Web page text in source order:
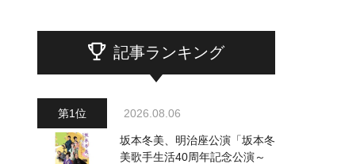
記事ランキング
2026.08.06
坂本冬美、明治座公演「坂本冬
美歌手生活40周年記念公演～